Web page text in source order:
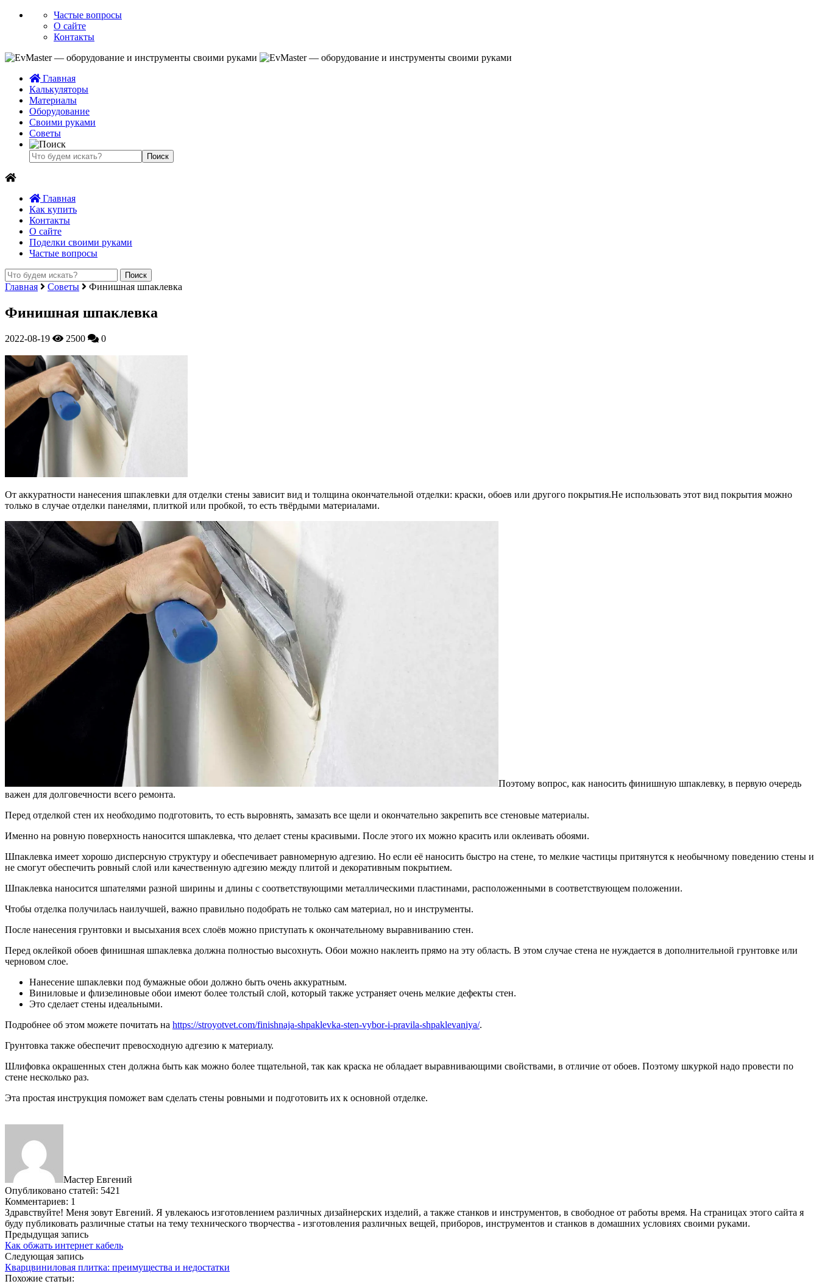
Частые вопросы
О сайте
Контакты
Главная
Калькуляторы
Материалы
Оборудование
Своими руками
Советы
Главная
Как купить
Контакты
О сайте
Поделки своими руками
Частые вопросы
Главная Советы Финишная шпаклевка
Финишная шпаклевка
2022-08-19 2500 0
От аккуратности нанесения шпаклевки для отделки стены зависит вид и толщина окончательной отделки: краски, обоев или другого покрытия.Не использовать этот вид покрытия можно
только в случае отделки панелями, плиткой или пробкой, то есть твёрдыми материалами.
Поэтому вопрос, как наносить финишную шпаклевку, в первую очередь
важен для долговечности всего ремонта.
Перед отделкой стен их необходимо подготовить, то есть выровнять, замазать все щели и окончательно закрепить все стеновые материалы.
Именно на ровную поверхность наносится шпаклевка, что делает стены красивыми. После этого их можно красить или оклеивать обоями.
Шпаклевка имеет хорошо дисперсную структуру и обеспечивает равномерную адгезию. Но если её наносить быстро на стене, то мелкие частицы притянутся к необычному поведению стены и
не смогут обеспечить ровный слой или качественную адгезию между плитой и декоративным покрытием.
Шпаклевка наносится шпателями разной ширины и длины с соответствующими металлическими пластинами, расположенными в соответствующем положении.
Чтобы отделка получилась наилучшей, важно правильно подобрать не только сам материал, но и инструменты.
После нанесения грунтовки и высыхания всех слоёв можно приступать к окончательному выравниванию стен.
Перед оклейкой обоев финишная шпаклевка должна полностью высохнуть. Обои можно наклеить прямо на эту область. В этом случае стена не нуждается в дополнительной грунтовке или
черновом слое.
Нанесение шпаклевки под бумажные обои должно быть очень аккуратным.
Виниловые и флизелиновые обои имеют более толстый слой, который также устраняет очень мелкие дефекты стен.
Это сделает стены идеальными.
Подробнее об этом можете почитать на https://stroyotvet.com/finishnaja-shpaklevka-sten-vybor-i-pravila-shpaklevaniya/.
Грунтовка также обеспечит превосходную адгезию к материалу.
Шлифовка окрашенных стен должна быть как можно более тщательной, так как краска не обладает выравнивающими свойствами, в отличие от обоев. Поэтому шкуркой надо провести по
стене несколько раз.
Эта простая инструкция поможет вам сделать стены ровными и подготовить их к основной отделке.
Мастер Евгений
Опубликовано статей: 5421
Комментариев: 1
Здравствуйте! Меня зовут Евгений. Я увлекаюсь изготовлением различных дизайнерских изделий, а также станков и инструментов, в свободное от работы время. На страницах этого сайта я
буду публиковать различные статьи на тему технического творчества - изготовления различных вещей, приборов, инструментов и станков в домашних условиях своими руками.
Предыдущая запись
Как обжать интернет кабель
Следующая запись
Кварцвиниловая плитка: преимущества и недостатки
Похожие статьи: